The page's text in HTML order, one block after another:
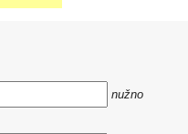
nužno